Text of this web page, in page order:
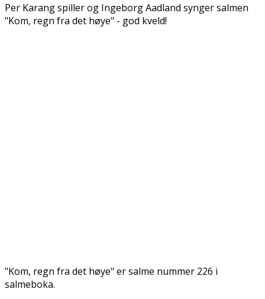
Per Karang spiller og Ingeborg Aadland synger salmen
"Kom, regn fra det høye" - god kveld!
"Kom, regn fra det høye" er salme nummer 226 i
salmeboka.